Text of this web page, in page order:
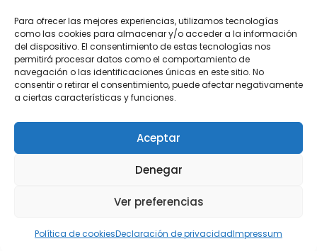
Para ofrecer las mejores experiencias, utilizamos tecnologías
como las cookies para almacenar y/o acceder a la información
del dispositivo. El consentimiento de estas tecnologías nos
permitirá procesar datos como el comportamiento de
navegación o las identificaciones únicas en este sitio. No
consentir o retirar el consentimiento, puede afectar negativamente
a ciertas características y funciones.
Aceptar
Denegar
Ver preferencias
Política de cookiesDeclaración de privacidadImpressum
plantean dejar su trabajo para recuperar su libertad
laboral. Alejandro Novás, CEO de Vivir de tu Pasión,
explica por qué crece el interés por emprender, qué
momentos del año impulsan esa reflexión y qué
factores están favoreciendo este cambio.